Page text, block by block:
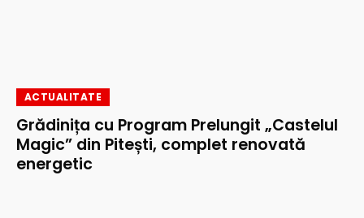
ACTUALITATE
Grădinița cu Program Prelungit „Castelul
Magic” din Pitești, complet renovată
energetic